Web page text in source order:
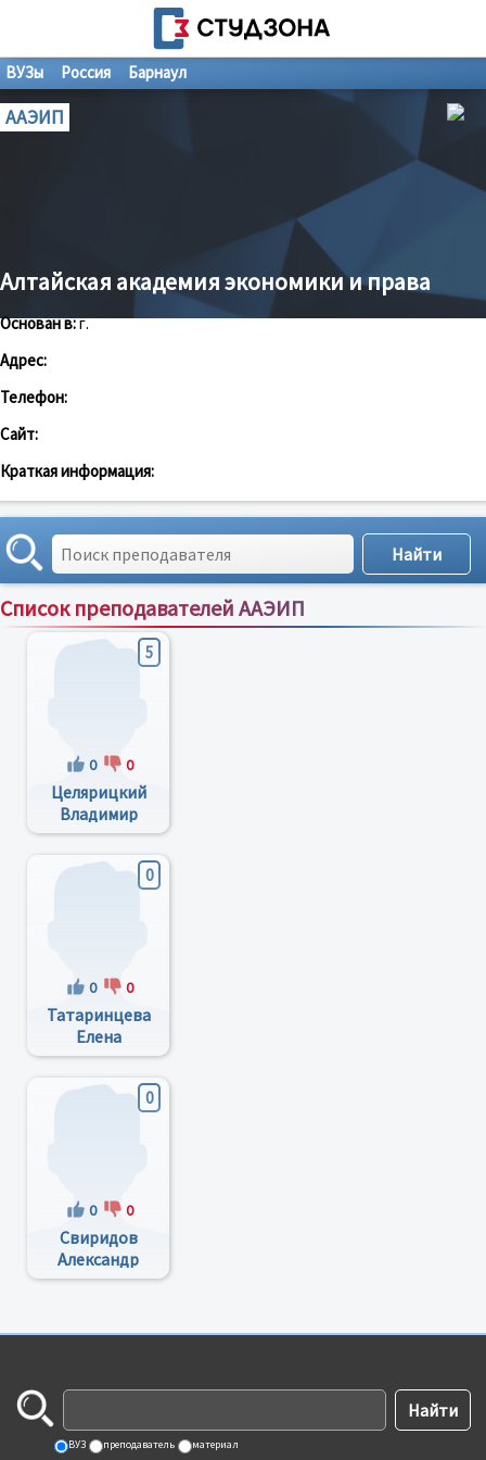
ВУЗы Россия Барнаул
ААЭИП
Алтайская академия экономики и права
Основан в:г.
Адрес:
Телефон:
Сайт:
Краткая информация:
Список преподавателей ААЭИП
Сортировка по:имени;рейтингу;отзывам
5
0 0
Целярицкий
Владимир
Алексеевич
0
0 0
Татаринцева
Елена
Николаевна
0
0 0
Свиридов
Александр
Михайлович
ВУЗ преподаватель материал